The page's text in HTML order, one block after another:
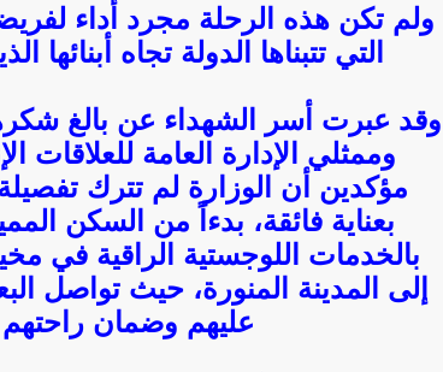
ولم تكن هذه الرحلة مجرد أداء
التي تتبناها الدولة تجاه
وقد عبرت أسر الشهداء عن بالغ
وممثلي الإدارة العامة للعلاقات
مؤكدين أن الوزارة لم تترك
بعناية فائقة، بدءاً من السكن
بالخدمات اللوجستية الراقية في
إلى المدينة المنورة، حيث تواصل
عليهم وضمان